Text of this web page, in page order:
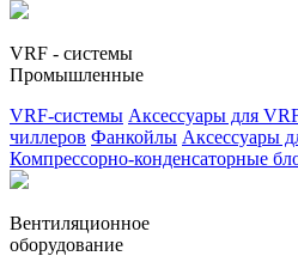
VRF - системы
Промышленные
VRF-системы Аксессуары для
чиллеров Фанкойлы Аксессуары
Компрессорно-конденсаторные
Вентиляционное
оборудование